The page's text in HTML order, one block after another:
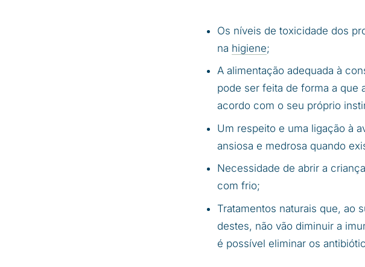
Os níveis de toxicidade dos
na higiene;
A alimentação adequada à
pode ser feita de forma a que
acordo com o seu próprio
Um respeito e uma ligação à
ansiosa e medrosa quando
Necessidade de abrir a
com frio;
Tratamentos naturais que, ao
destes, não vão diminuir a
é possível eliminar os